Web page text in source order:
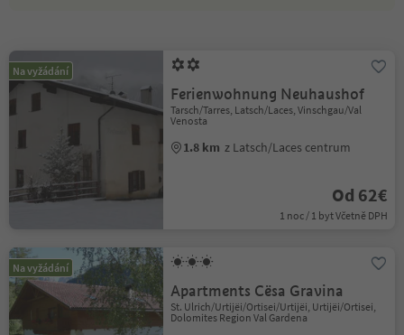
Na vyžádání
Ferienwohnung Neuhaushof
Tarsch/Tarres, Latsch/Laces, Vinschgau/Val
Venosta
1.8 km z Latsch/Laces centrum
Od 62€
1 noc / 1 byt Včetně DPH
Na vyžádání
Apartments Cësa Gravina
St. Ulrich/Urtijëi/Ortisei/Urtijëi, Urtijëi/Ortisei,
Dolomites Region Val Gardena